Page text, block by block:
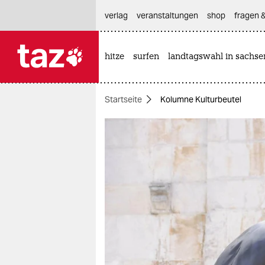
themen
gesellschaft
verlag
veranstaltungen shop fragen
hitze surfen landtagswahl in
Startseite Kolumne Kulturbeutel